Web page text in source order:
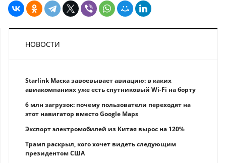
НОВОСТИ
Starlink Маска завоевывает авиацию: в каких
авиакомпаниях уже есть спутниковый Wi-Fi на борту
6 млн загрузок: почему пользователи переходят на
этот навигатор вместо Google Maps
Экспорт электромобилей из Китая вырос на 120%
Трамп раскрыл, кого хочет видеть следующим
президентом США